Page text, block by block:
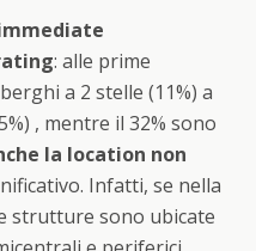
: alle prime
a 2 stelle (11%) a
, mentre il 32% sono
la location non
Infatti, se nella
strutture sono ubicate